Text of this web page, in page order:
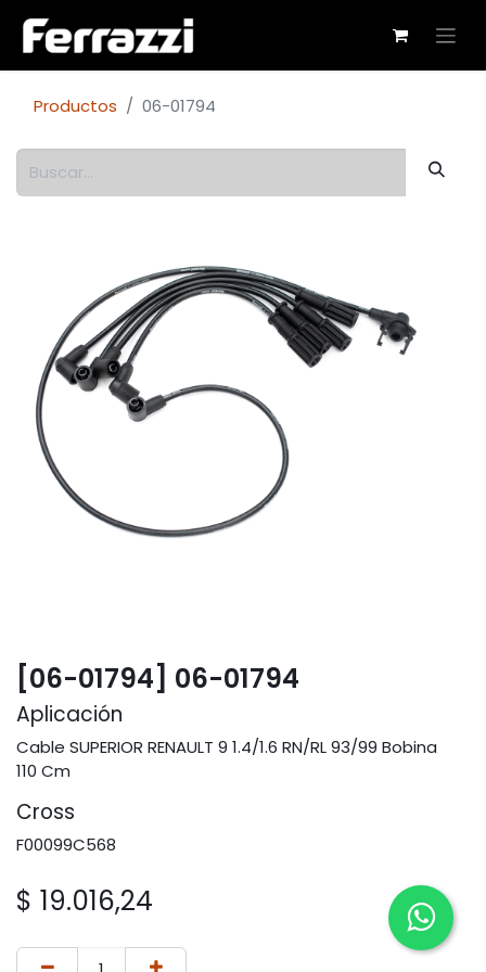
Productos 06-01794
[06-01794] 06-01794
Aplicación
Cable SUPERIOR RENAULT 9 1.4/1.6 RN/RL 93/99 Bobina
110 Cm
Cross
F00099C568
$ 19.016,24